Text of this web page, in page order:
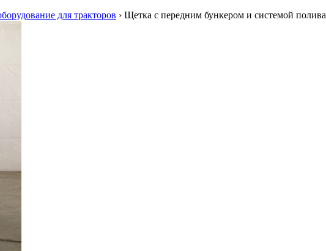
для тракторов › Щетка с передним бункером и системой полива